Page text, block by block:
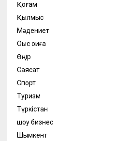
Қоғам
Қылмыс
Мәдениет
Оқыс оқиға
Өңір
Саясат
Спорт
Туризм
Түркістан
шоу бизнес
Шымкент